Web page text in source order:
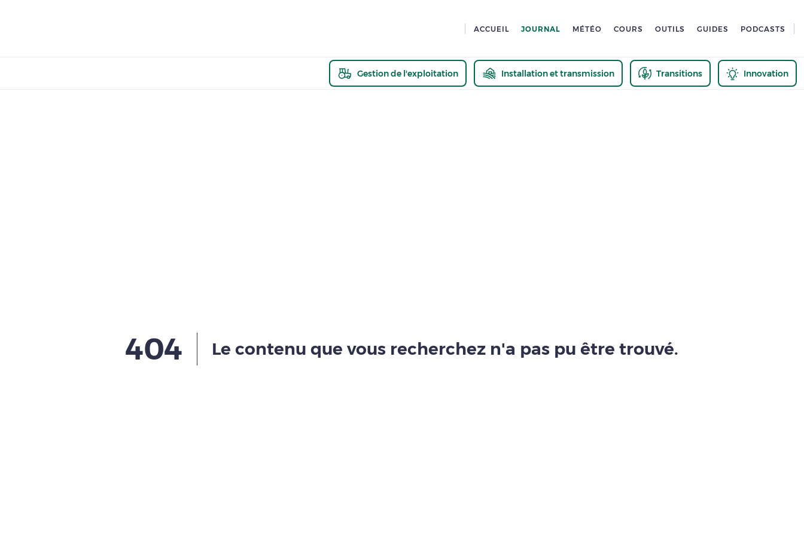
ACCUEIL JOURNAL MÉTÉO COURS OUTILS GUIDES PODCASTS
Gestion de l'exploitation Installation et transmission Transitions Innovation
404 Le contenu que vous recherchez n'a pas pu être trouvé.